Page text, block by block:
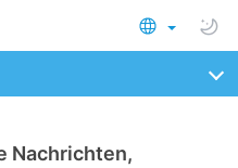
Nachrichten,